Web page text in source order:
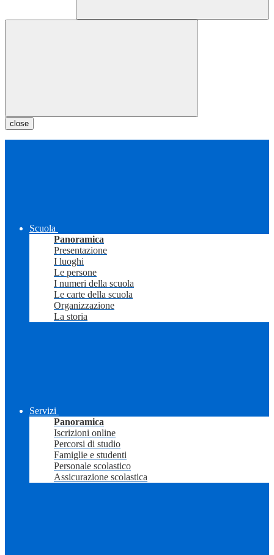
close
Scuola
Panoramica
Presentazione
I luoghi
Le persone
I numeri della scuola
Le carte della scuola
Organizzazione
La storia
Servizi
Panoramica
Iscrizioni online
Percorsi di studio
Famiglie e studenti
Personale scolastico
Assicurazione scolastica